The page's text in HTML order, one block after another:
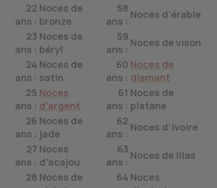
22
ans :
Noces de
bronze
58
ans :
Noces d’érable
23
ans :
Noces de
béryl
59
ans :
Noces de vison
24
ans :
Noces de
satin
60
ans :
Noces de
diamant
25
ans :
Noces
d’argent
61
ans :
Noces de
platane
26
ans :
Noces de
jade
62
ans :
Noces d’ivoire
27
ans :
Noces
d’acajou
63
ans :
Noces de lilas
28 Noces de
64 Noces